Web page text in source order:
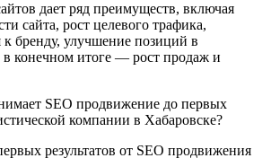
дает ряд преимуществ, включая
сайта, рост целевого трафика,
бренду, улучшение позиций в
в конечном итоге — рост продаж и
SEO продвижение до первых
компании в Хабаровске?
результатов от SEO продвижения